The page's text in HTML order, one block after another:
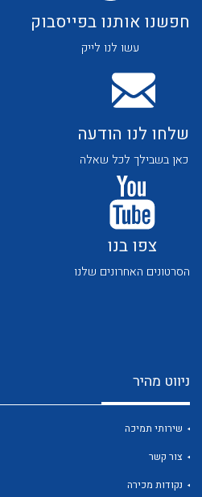
לכל מוצרי היצרן
לכל מוצרי היצרן
לכל מוצרי היצרן
חפשנו אותנו בפייסבוק
עשו לנו לייק
שלחו לנו הודעה
כאן בשבילך לכל שאלה
צפו בנו
הסרטונים האחרונים שלנו
ניווט מהיר
שירותי תמיכה
צור קשר
נקודות מכירה